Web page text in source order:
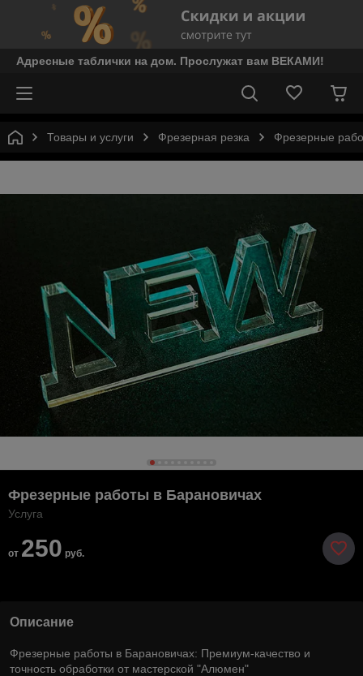
Адресные таблички на дом. Прослужат вам ВЕКАМИ!
Товары и услуги Фрезерная резка Фрезерные
Фрезерные работы в Барановичах
Услуга
от 250 руб.
Описание
Фрезерные работы в Барановичах: Премиум-качество и
точность обработки от мастерской "Алюмен"